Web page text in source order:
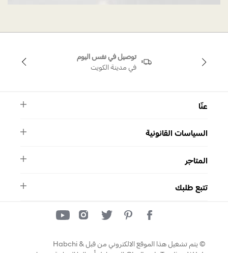
توصيل في نفس اليوم
في مدينة الكويت
عنّا
الأسئلة الشائعة
اتصل بنا
السياسات القانونية
سياسة الخصوصية
المتاجر
تتبع طلبك
© يتم تشغيل هذا الموقع الالكتروني من قبل Habchi &